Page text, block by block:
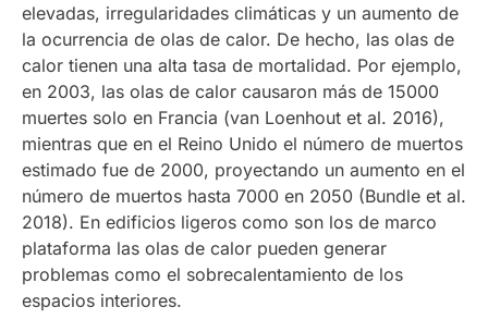
elevadas, irregularidades climáticas y un aumento de
la ocurrencia de olas de calor. De hecho, las olas de
calor tienen una alta tasa de mortalidad. Por ejemplo,
en 2003, las olas de calor causaron más de 15000
muertes solo en Francia (van Loenhout et al. 2016),
mientras que en el Reino Unido el número de muertos
estimado fue de 2000, proyectando un aumento en el
número de muertos hasta 7000 en 2050 (Bundle et al.
2018). En edificios ligeros como son los de marco
plataforma las olas de calor pueden generar
problemas como el sobrecalentamiento de los
espacios interiores.